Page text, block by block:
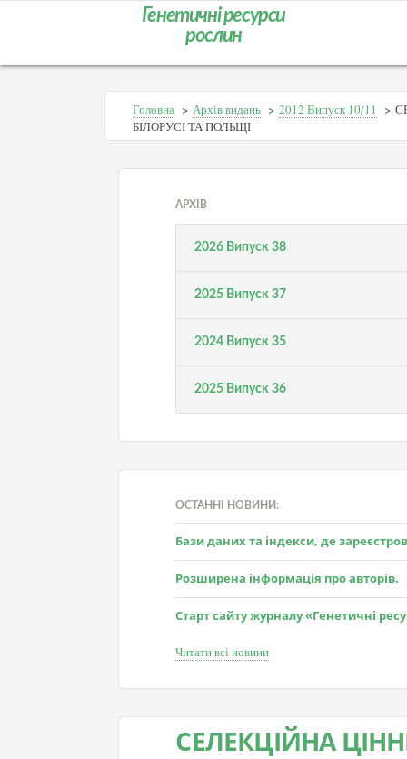
Генетичні ресурси
рослин
Головна > Архів видань > 2012 Випуск 10/11 >
БІЛОРУСІ ТА ПОЛЬЩІ
АРХІВ
2026 Випуск 38
2025 Випуск 37
2024 Випуск 35
2025 Випуск 36
ОСТАННІ НОВИНИ:
Бази даних та індекси, де
Розширена інформація про авторів.
Старт сайту журналу «Генетичні
Читати всі новини
СЕЛЕКЦІЙНА